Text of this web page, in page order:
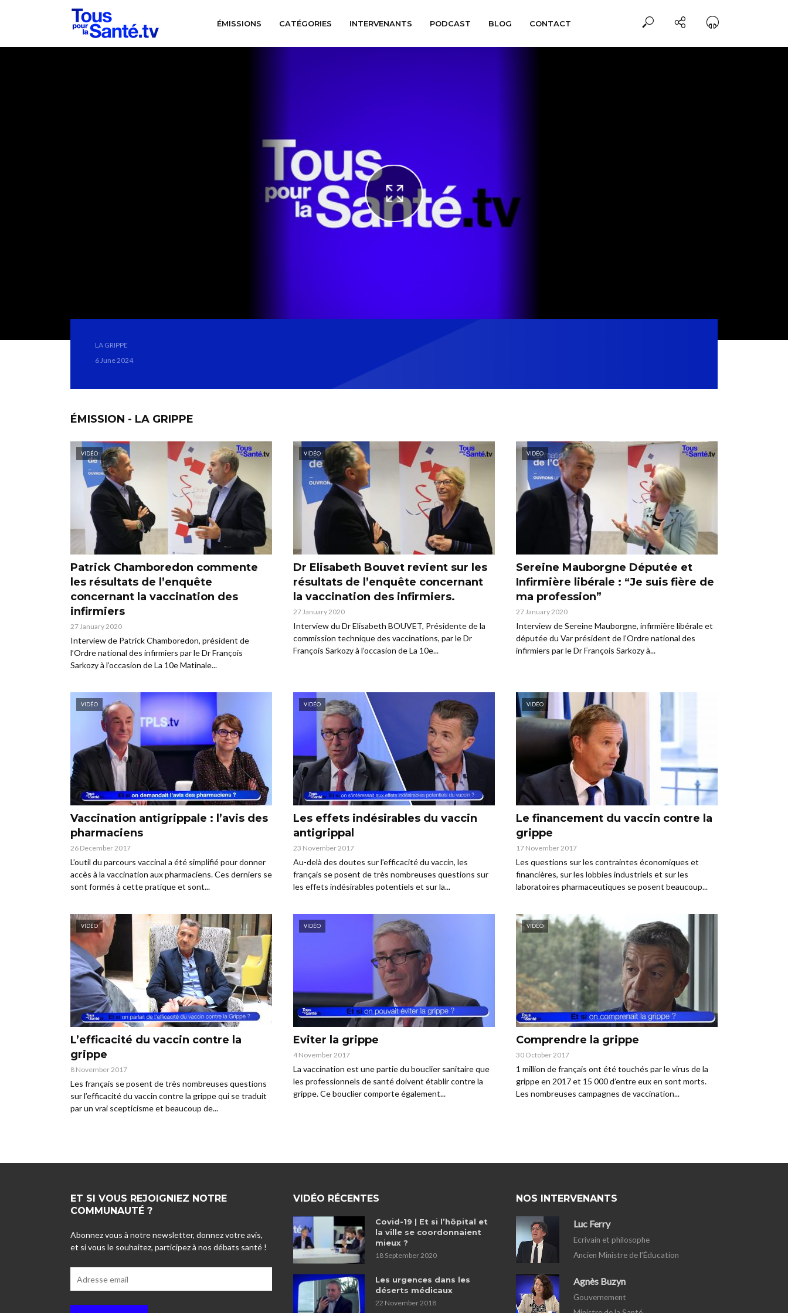
ÉMISSIONS CATÉGORIES INTERVENANTS PODCAST BLOG CONTACT
LA GRIPPE
6 June 2024
ÉMISSION - LA GRIPPE
VIDÉO
Patrick Chamboredon commente
les résultats de l’enquête
concernant la vaccination des
infirmiers
27 January 2020
Interview de Patrick Chamboredon, président de
l’Ordre national des infirmiers par le Dr François
Sarkozy à l’occasion de La 10e Matinale...
VIDÉO
Dr Elisabeth Bouvet revient sur les
résultats de l’enquête concernant
la vaccination des infirmiers.
27 January 2020
Interview du Dr Elisabeth BOUVET, Présidente de la
commission technique des vaccinations, par le Dr
François Sarkozy à l’occasion de La 10e...
VIDÉO
Sereine Mauborgne Députée et
Infirmière libérale : “Je suis fière de
ma profession”
27 January 2020
Interview de Sereine Mauborgne, infirmière libérale et
députée du Var président de l’Ordre national des
infirmiers par le Dr François Sarkozy à...
VIDÉO
Vaccination antigrippale : l’avis des
pharmaciens
26 December 2017
L’outil du parcours vaccinal a été simplifié pour donner
accès à la vaccination aux pharmaciens. Ces derniers se
sont formés à cette pratique et sont...
VIDÉO
Les effets indésirables du vaccin
antigrippal
23 November 2017
Au-delà des doutes sur l’efficacité du vaccin, les
français se posent de très nombreuses questions sur
les effets indésirables potentiels et sur la...
VIDÉO
Le financement du vaccin contre la
grippe
17 November 2017
Les questions sur les contraintes économiques et
financières, sur les lobbies industriels et sur les
laboratoires pharmaceutiques se posent beaucoup...
VIDÉO
L’efficacité du vaccin contre la
grippe
8 November 2017
Les français se posent de très nombreuses questions
sur l’efficacité du vaccin contre la grippe qui se traduit
par un vrai scepticisme et beaucoup de...
VIDÉO
Eviter la grippe
4 November 2017
La vaccination est une partie du bouclier sanitaire que
les professionnels de santé doivent établir contre la
grippe. Ce bouclier comporte également...
VIDÉO
Comprendre la grippe
30 October 2017
1 million de français ont été touchés par le virus de la
grippe en 2017 et 15 000 d’entre eux en sont morts.
Les nombreuses campagnes de vaccination...
ET SI VOUS REJOIGNIEZ NOTRE
COMMUNAUTÉ ?
Abonnez vous à notre newsletter, donnez votre avis,
et si vous le souhaitez, participez à nos débats santé !
VIDÉO RÉCENTES
Covid-19 | Et si l’hôpital et
la ville se coordonnaient
mieux ?
18 September 2020
Les urgences dans les
déserts médicaux
22 November 2018
NOS INTERVENANTS
Luc Ferry
Ecrivain et philosophe
Ancien Ministre de l’Éducation
Agnès Buzyn
Gouvernement